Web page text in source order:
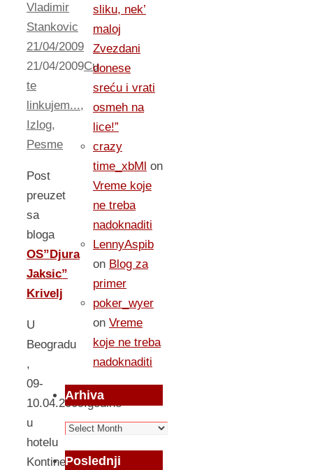
Vladimir
Stankovic
21/04/2009
21/04/2009Cu
te
linkujem...,
Izlog,
Pesme
Post
preuzet
sa
bloga
OS”Djura
Jaksic”
Krivelj
U
Beogradu
,
09-
10.04.2009.godine
u
hotelu
Kontinental,
sliku, nek’
maloj
Zvezdani
donese
sreću i vrati
osmeh na
lice!”
crazy
time_xbMl on
Vreme koje
ne treba
nadoknaditi
LennyAspib
on Blog za
primer
poker_wyer
on Vreme
koje ne treba
nadoknaditi
Arhiva
Arhiva
Poslednji